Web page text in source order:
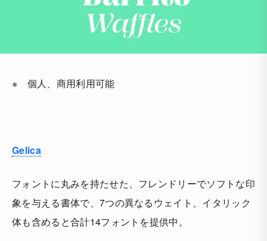
※ 個人、商用利用可能
Gelica
フォントに丸みを持たせた、フレンドリーでソフトな印
象を与える書体で、7つの異なるウェイト、イタリック
体も含めると合計14フォントを提供中。